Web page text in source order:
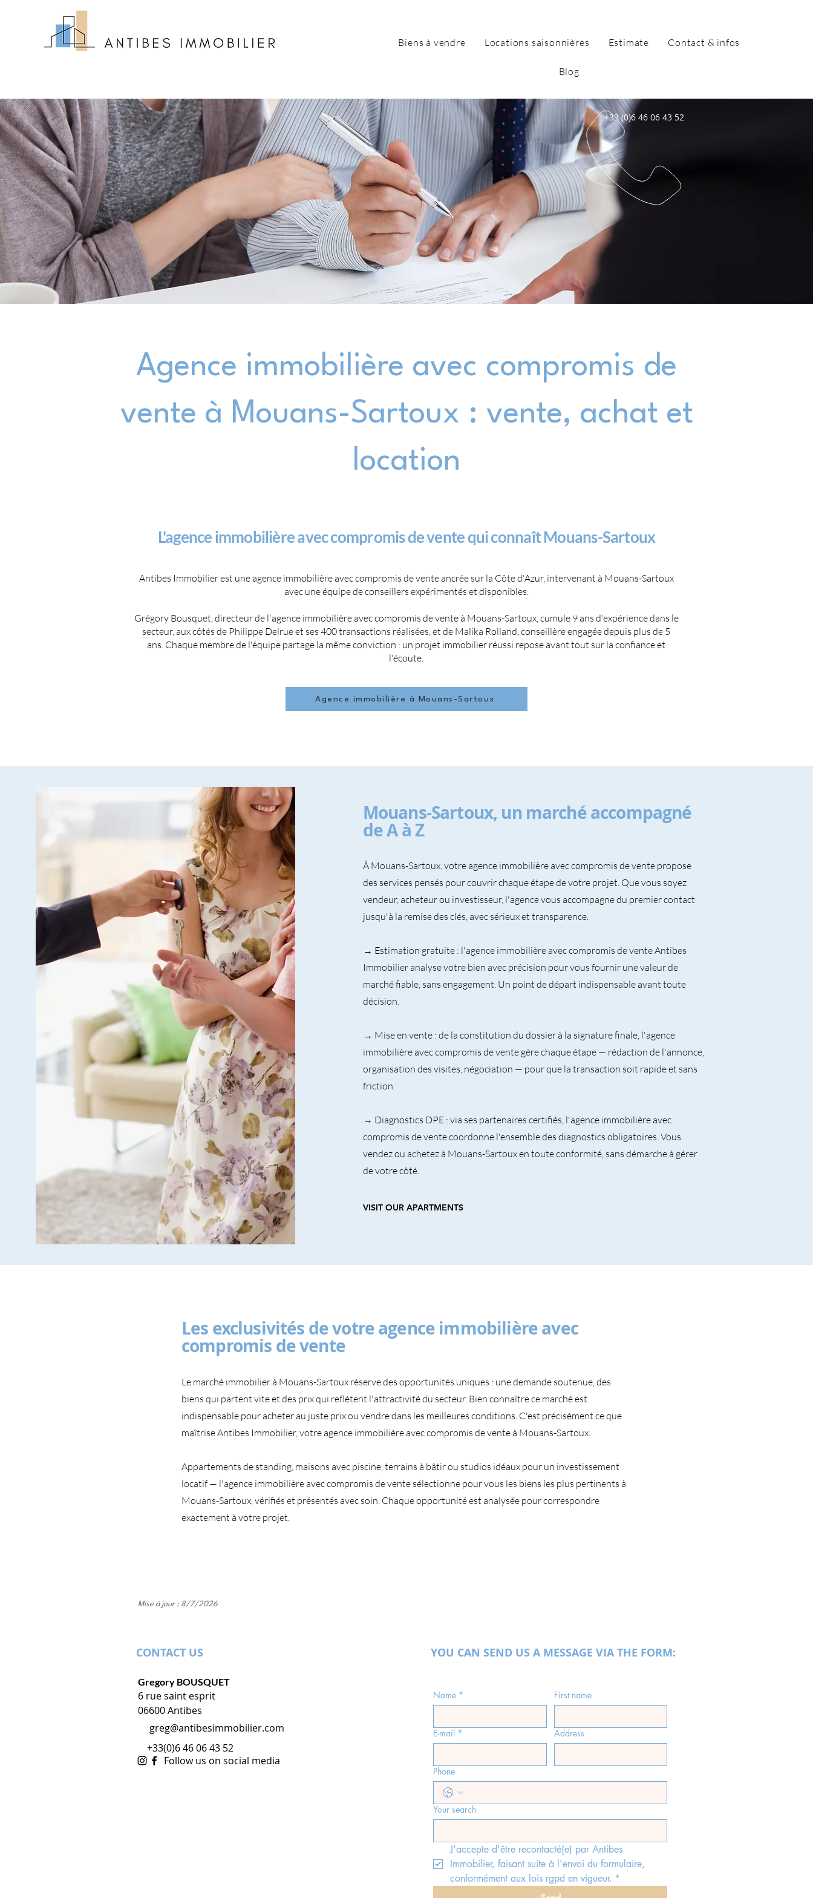
Biens à vendre Locations saisonnières Estimate Contact & infos
Blog
+33 (0)6 46 06 43 52
Agence immobilière avec compromis de
vente à Mouans-Sartoux : vente, achat et
location
L'agence immobilière avec compromis de vente qui connaît Mouans-Sartoux
Antibes Immobilier est une agence immobilière avec compromis de vente ancrée sur la Côte d'Azur, intervenant à Mouans-Sartoux
avec une équipe de conseillers expérimentés et disponibles.
Grégory Bousquet, directeur de l'agence immobilière avec compromis de vente à Mouans-Sartoux, cumule 9 ans d'expérience dans le
secteur, aux côtés de Philippe Delrue et ses 400 transactions réalisées, et de Malika Rolland, conseillère engagée depuis plus de 5
ans. Chaque membre de l'équipe partage la même conviction : un projet immobilier réussi repose avant tout sur la confiance et
l'écoute.
Agence immobilière à Mouans-Sartoux
Mouans-Sartoux, un marché accompagné
de A à Z
À Mouans-Sartoux, votre agence immobilière avec compromis de vente propose
des services pensés pour couvrir chaque étape de votre projet. Que vous soyez
vendeur, acheteur ou investisseur, l'agence vous accompagne du premier contact
jusqu'à la remise des clés, avec sérieux et transparence.
→ Estimation gratuite : l'agence immobilière avec compromis de vente Antibes
Immobilier analyse votre bien avec précision pour vous fournir une valeur de
marché fiable, sans engagement. Un point de départ indispensable avant toute
décision.
→ Mise en vente : de la constitution du dossier à la signature finale, l'agence
immobilière avec compromis de vente gère chaque étape — rédaction de l'annonce,
organisation des visites, négociation — pour que la transaction soit rapide et sans
friction.
→ Diagnostics DPE : via ses partenaires certifiés, l'agence immobilière avec
compromis de vente coordonne l'ensemble des diagnostics obligatoires. Vous
vendez ou achetez à Mouans-Sartoux en toute conformité, sans démarche à gérer
de votre côté.
VISIT OUR APARTMENTS
Les exclusivités de votre agence immobilière avec
compromis de vente
Le marché immobilier à Mouans-Sartoux réserve des opportunités uniques : une demande soutenue, des
biens qui partent vite et des prix qui reflètent l'attractivité du secteur. Bien connaître ce marché est
indispensable pour acheter au juste prix ou vendre dans les meilleures conditions. C'est précisément ce que
maîtrise Antibes Immobilier, votre agence immobilière avec compromis de vente à Mouans-Sartoux.
Appartements de standing, maisons avec piscine, terrains à bâtir ou studios idéaux pour un investissement
locatif — l'agence immobilière avec compromis de vente sélectionne pour vous les biens les plus pertinents à
Mouans-Sartoux, vérifiés et présentés avec soin. Chaque opportunité est analysée pour correspondre
exactement à votre projet.
Mise à jour : 8/7/2026
CONTACT US
Gregory BOUSQUET
6 rue saint esprit
06600 Antibes
greg@antibesimmobilier.com
+33(0)6 46 06 43 52
Follow us on social media
YOU CAN SEND US A MESSAGE VIA THE FORM:
Name * First name
E-mail * Address
Phone
Your search
J'accepte d'être recontacté(e) par Antibes
Immobilier, faisant suite à l'envoi du formulaire,
conformément aux lois rgpd en vigueur. *